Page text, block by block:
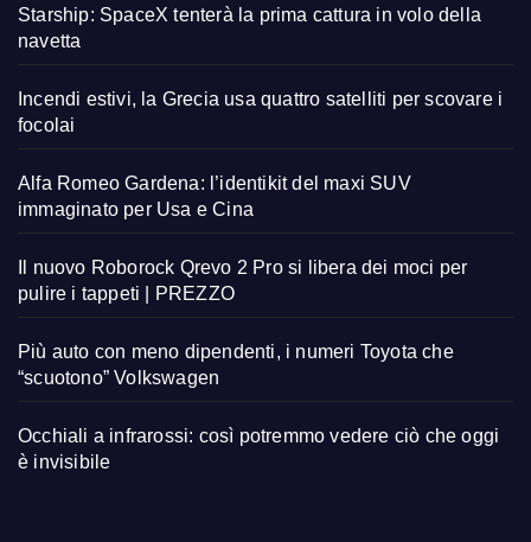
Starship: SpaceX tenterà la prima cattura in volo della
navetta
Incendi estivi, la Grecia usa quattro satelliti per scovare i
focolai
Alfa Romeo Gardena: l’identikit del maxi SUV
immaginato per Usa e Cina
Il nuovo Roborock Qrevo 2 Pro si libera dei moci per
pulire i tappeti | PREZZO
Più auto con meno dipendenti, i numeri Toyota che
“scuotono” Volkswagen
Occhiali a infrarossi: così potremmo vedere ciò che oggi
è invisibile